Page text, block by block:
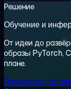
Решение
Обучение и
От идеи до
образы PyTorch,
плане.
Посмотреть